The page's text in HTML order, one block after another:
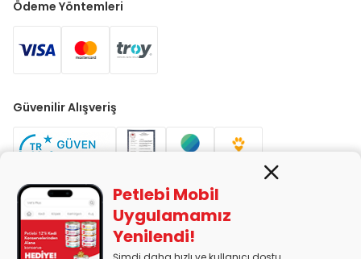
Ödeme Yöntemleri
Güvenilir Alışveriş
PETLEBİ EVCİL HAYVAN ÜRÜNLERİ PAZ. SAN. TİC. LTD. ŞTİ. Alaşarköy
Mah. 1. Alaşar Cad. No: 9 Osmangazi/Bursa
Petlebi Mobil
Uygulamamız
Yenilendi!